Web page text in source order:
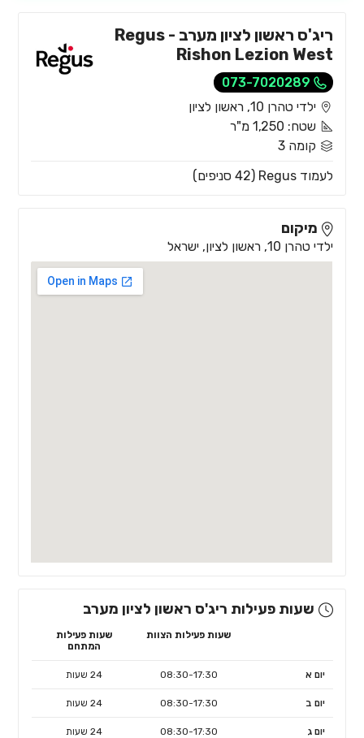
ריג'ס ראשון לציון מערב - Regus
Rishon Lezion West
073-7020289
ילדי טהרן 10, ראשון לציון
שטח: 1,250 מ"ר
קומה 3
לעמוד Regus (42 סניפים)
מיקום
ילדי טהרן 10, ראשון לציון, ישראל
שעות פעילות ריג'ס ראשון לציון מערב
שעות פעילות הצוות
שעות פעילות
המתחם
יום א 08:30-17:30 24 שעות
יום ב 08:30-17:30 24 שעות
יום ג 08:30-17:30 24 שעות